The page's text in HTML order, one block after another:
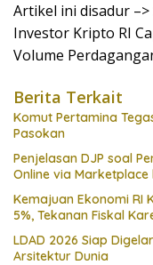
Artikel ini disadur
Investor Kripto RI
Volume
Berita Terkait
Komut Pertamina
Pasokan
Penjelasan DJP soal
Online via
Kemajuan Ekonomi RI
5%, Tekanan Fiskal
LDAD 2026 Siap
Arsitektur Dunia